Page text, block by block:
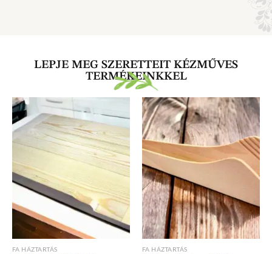
LEPJE MEG SZERETTEIT KÉZMŰVES
TERMÉKEINKKEL
FA HÁZTARTÁS FA HÁZTARTÁS